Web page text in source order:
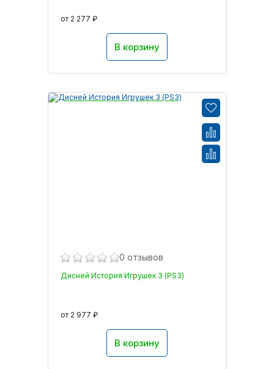
от 2 277 ₽
В корзину
0 отзывов
Дисней История Игрушек 3 (PS3)
от 2 977 ₽
В корзину